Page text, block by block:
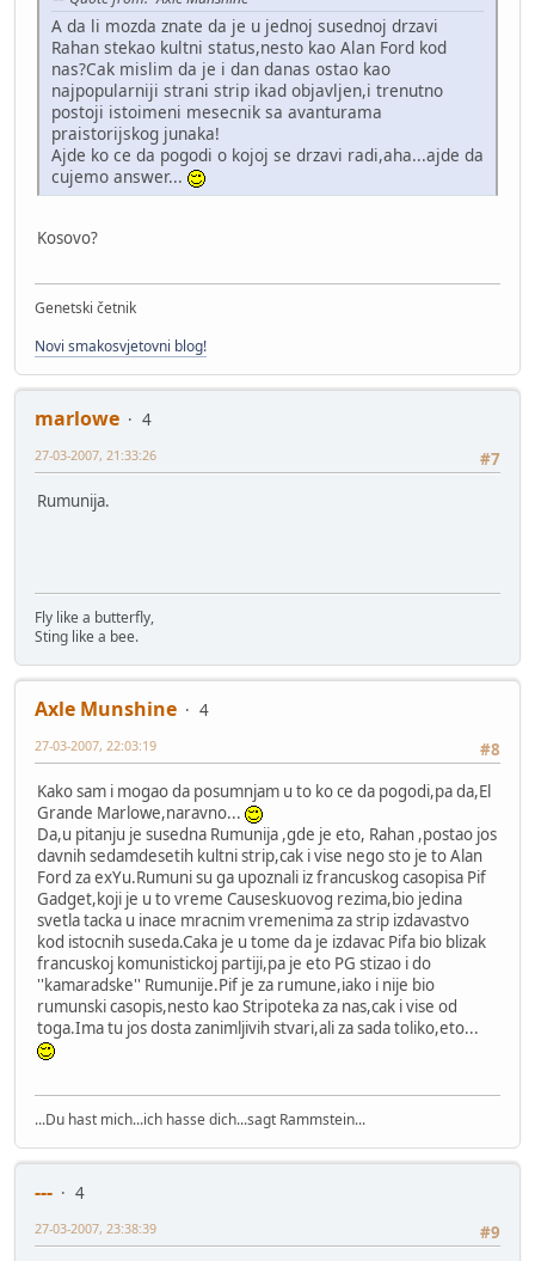
A da li mozda znate da je u jednoj susednoj drzavi
Rahan stekao kultni status,nesto kao Alan Ford kod
nas?Cak mislim da je i dan danas ostao kao
najpopularniji strani strip ikad objavljen,i trenutno
postoji istoimeni mesecnik sa avanturama
praistorijskog junaka!
Ajde ko ce da pogodi o kojoj se drzavi radi,aha...ajde da
cujemo answer...
Kosovo?
Genetski četnik
Novi smakosvjetovni blog!
marlowe
4
#7
27-03-2007, 21:33:26
Rumunija.
Fly like a butterfly,
Sting like a bee.
Axle Munshine
4
#8
27-03-2007, 22:03:19
Kako sam i mogao da posumnjam u to ko ce da pogodi,pa da,El
Grande Marlowe,naravno...
Da,u pitanju je susedna Rumunija ,gde je eto, Rahan ,postao jos
davnih sedamdesetih kultni strip,cak i vise nego sto je to Alan
Ford za exYu.Rumuni su ga upoznali iz francuskog casopisa Pif
Gadget,koji je u to vreme Causeskuovog rezima,bio jedina
svetla tacka u inace mracnim vremenima za strip izdavastvo
kod istocnih suseda.Caka je u tome da je izdavac Pifa bio blizak
francuskoj komunistickoj partiji,pa je eto PG stizao i do
''kamaradske'' Rumunije.Pif je za rumune,iako i nije bio
rumunski casopis,nesto kao Stripoteka za nas,cak i vise od
toga.Ima tu jos dosta zanimljivih stvari,ali za sada toliko,eto...
...Du hast mich...ich hasse dich...sagt Rammstein...
---
4
#9
27-03-2007, 23:38:39